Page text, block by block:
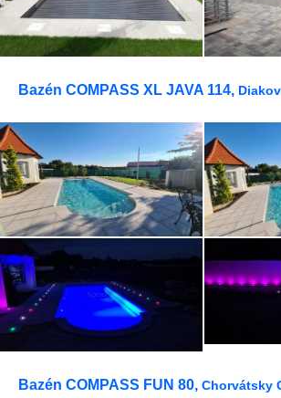
Bazén COMPASS XL JAVA 114,
Bazén COMPASS FUN 80, Chorvátsky